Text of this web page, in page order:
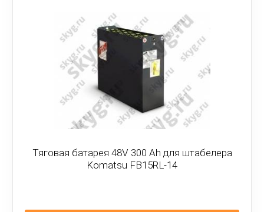
Тяговая батарея 48V 300 Ah для штабелера
Komatsu FB15RL-14